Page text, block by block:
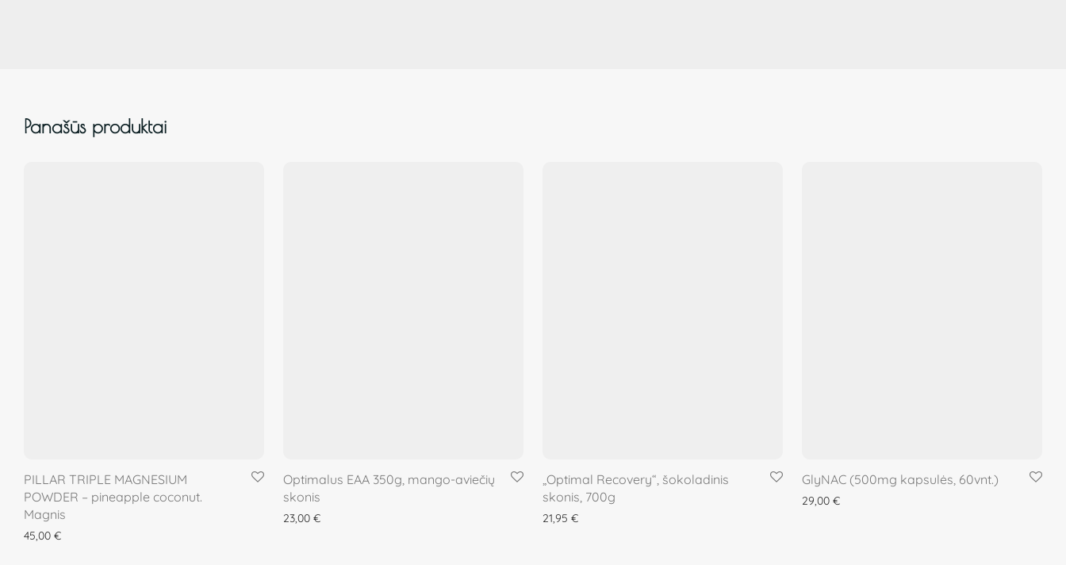
Panašūs produktai
PILLAR TRIPLE MAGNESIUM
POWDER – pineapple coconut.
Magnis
45,00 €
Optimalus EAA 350g, mango-aviečių
skonis
23,00 €
„Optimal Recovery“, šokoladinis
skonis, 700g
21,95 €
GlyNAC (500mg kapsulės, 60vnt.)
29,00 €